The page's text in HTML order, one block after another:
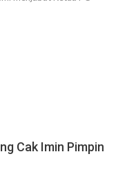
Cak Imin Pimpin